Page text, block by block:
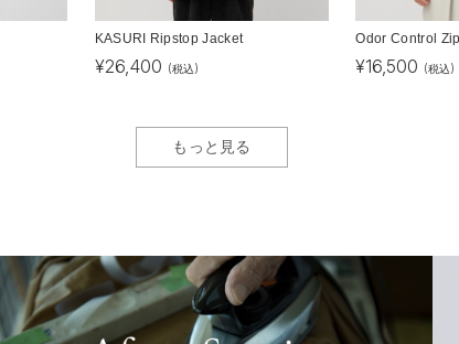
KASURI Ripstop Jacket
¥26,400 (税込)
Odor Control
¥16,500 (税込)
もっと見る